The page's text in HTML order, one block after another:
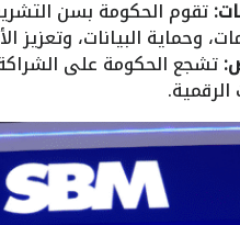
تقوم الحكومة بسن
وحماية البيانات، وتعزيز
تشجع الحكومة على